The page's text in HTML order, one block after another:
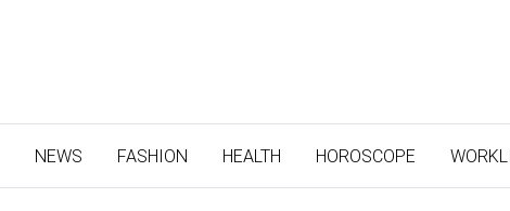
NEWS (CURRENT)
FASHION HEALTH HOROSCOPE